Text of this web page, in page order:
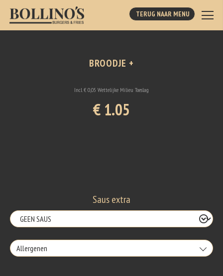
TERUG NAAR MENU
BROODJE +
Incl. € 0,05 Wettelijke Milieu Toeslag
€ 1.05
Saus extra
Allergenen